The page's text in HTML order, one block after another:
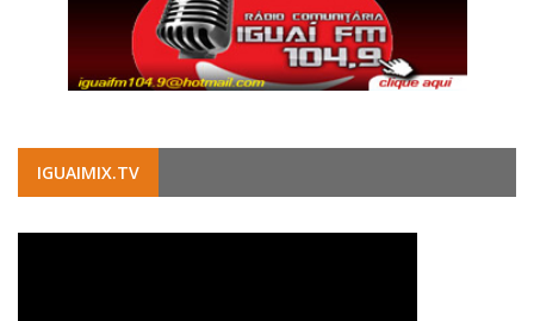
IGUAIMIX.TV